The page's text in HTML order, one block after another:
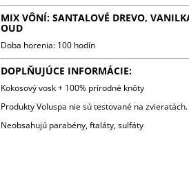
MIX VÔNÍ: SANTALOVÉ DREVO,
OUD
Doba horenia: 100 hodín
DOPLŇUJÚCE INFORMÁCIE:
Kokosový vosk + 100% prírodné knôty
Produkty Voluspa nie sú testované na zvieratách.
Neobsahujú parabény, ftaláty, sulfáty